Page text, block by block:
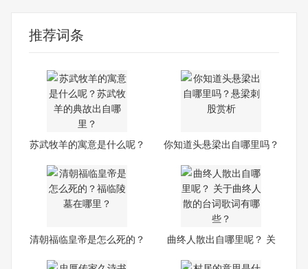
推荐词条
苏武牧羊的寓意是什么呢？
你知道头悬梁出自哪里吗？
清朝福临皇帝是怎么死的？
曲终人散出自哪里呢？ 关